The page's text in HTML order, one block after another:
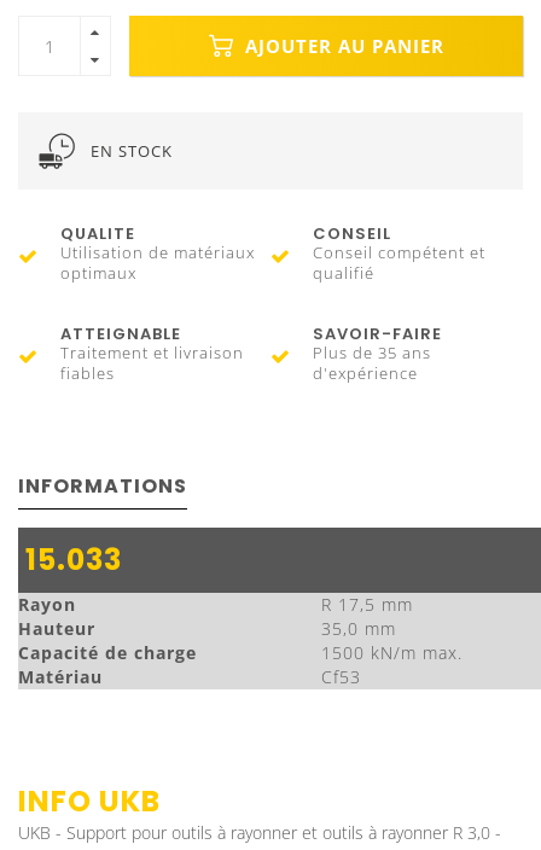
AJOUTER AU PANIER
EN STOCK
QUALITE
Utilisation de matériaux
optimaux
CONSEIL
Conseil compétent et
qualifié
ATTEIGNABLE
Traitement et livraison
fiables
SAVOIR-FAIRE
Plus de 35 ans
d'expérience
INFORMATIONS
15.033
Rayon
R 17,5 mm
Hauteur
35,0 mm
Capacité de charge
1500 kN/m max.
Matériau
Cf53
INFO UKB
UKB - Support pour outils à rayonner et outils à rayonner R 3,0 -